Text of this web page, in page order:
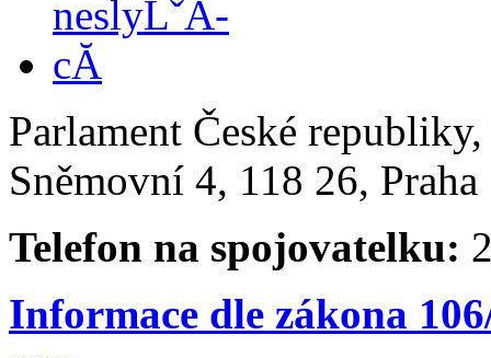
Parlament České
Sněmovní 4, 118 26,
Telefon na spojovatelku:
Informace dle zákona